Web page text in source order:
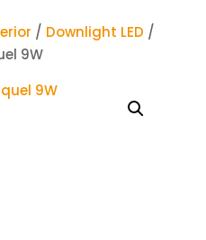
/ Downlight LED /
9W